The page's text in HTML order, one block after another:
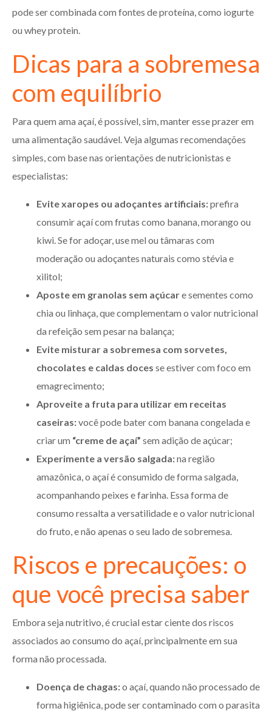
pode ser combinada com fontes de proteína, como iogurte
ou whey protein.
Dicas para a sobremesa
com equilíbrio
Para quem ama açaí, é possível, sim, manter esse prazer em
uma alimentação saudável. Veja algumas recomendações
simples, com base nas orientações de nutricionistas e
especialistas:
Evite xaropes ou adoçantes artificiais:prefira
consumir açaí com frutas como banana, morango ou
kiwi. Se for adoçar, use mel ou tâmaras com
moderação ou adoçantes naturais como stévia e
xilitol;
Aposte em granolas sem açúcare sementes como
chia ou linhaça, que complementam o valor nutricional
da refeição sem pesar na balança;
Evite misturar a sobremesa com sorvetes,
chocolates e caldas doces se estiver com foco em
emagrecimento;
Aproveite a fruta para utilizar em receitas
caseiras:você pode bater com banana congelada e
criar um “creme de açaí” sem adição de açúcar;
Experimente a versão salgada:na região
amazônica, o açaí é consumido de forma salgada,
acompanhando peixes e farinha. Essa forma de
consumo ressalta a versatilidade e o valor nutricional
do fruto, e não apenas o seu lado de sobremesa.
Riscos e precauções: o
que você precisa saber
Embora seja nutritivo, é crucial estar ciente dos riscos
associados ao consumo do açaí, principalmente em sua
forma não processada.
Doença de chagas:o açaí, quando não processado de
forma higiênica, pode ser contaminado com o parasita